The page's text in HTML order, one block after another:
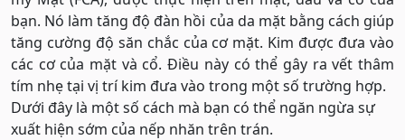
bạn. Nó làm tăng độ đàn hồi của da mặt bằng cách giúp
tăng cường độ săn chắc của cơ mặt. Kim được đưa vào
các cơ của mặt và cổ. Điều này có thể gây ra vết thâm
tím nhẹ tại vị trí kim đưa vào trong một số trường hợp.
Dưới đây là một số cách mà bạn có thể ngăn ngừa sự
xuất hiện sớm của nếp nhăn trên trán.